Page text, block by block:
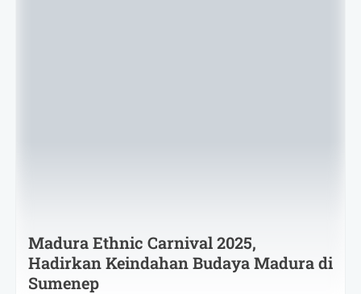
Madura Ethnic Carnival 2025,
Hadirkan Keindahan Budaya Madura di
Sumenep